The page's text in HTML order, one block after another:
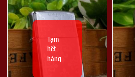
Tạm
hết
hàng